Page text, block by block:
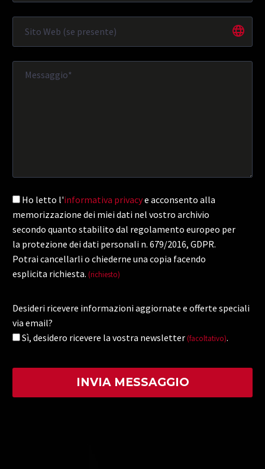
Ho letto l'informativa privacye acconsento alla
memorizzazione dei miei dati nel vostro archivio
secondo quanto stabilito dal regolamento europeo per
la protezione dei dati personali n. 679/2016, GDPR.
Potrai cancellarli o chiederne una copia facendo
esplicita richiesta. (richiesto)
Desideri ricevere informazioni aggiornate e offerte speciali
via email?
Sì, desidero ricevere la vostra newsletter (facoltativo).